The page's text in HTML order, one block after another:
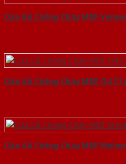
Cửa Gỗ Chống Cháy MDF
Cửa Gỗ Chống Cháy MDF O4
Cửa Gỗ Chống Cháy MDF